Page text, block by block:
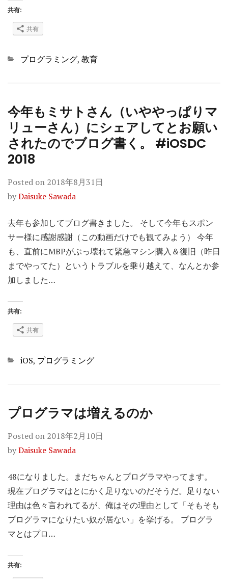
共有:
共有
Categories
プログラミング, 教育
今年もミサトさん（いややっぱりマ
リューさん）にシェアしてとお願い
されたのでブログ書く。 #iOSDC
2018
Posted on 2018年8月31日
byDaisuke Sawada
去年も参加してブログ書きました。 そして今年もスポン
サー様に感謝感謝（この動画だけでも観てみよう） 今年
も、直前にMBPがぶっ壊れて緊急マシン購入＆復旧（昨日
までやってた）というトラブルを乗り越えて、なんとか参
加しました…
共有:
共有
Categories
iOS, プログラミング
プログラマは増えるのか
Posted on 2018年2月10日
byDaisuke Sawada
48になりました。まだちゃんとプログラマやってます。
現在プログラマはとにかく足りないのだそうだ。足りない
理由は色々言われてるが、俺はその理由として「そもそも
プログラマになりたい奴が居ない」を挙げる。 プログラ
マとはプロ…
共有: